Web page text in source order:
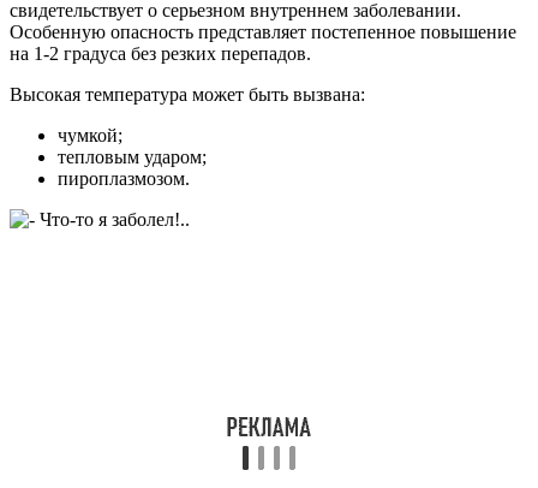
свидетельствует о серьезном внутреннем заболевании.
Особенную опасность представляет постепенное повышение
на 1-2 градуса без резких перепадов.
Высокая температура может быть вызвана:
чумкой;
тепловым ударом;
пироплазмозом.